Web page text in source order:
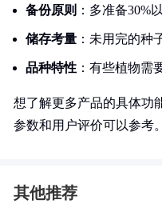
备份原则 ：多准备30%
储存考量 ：未用完的种
品种特性 ：有些植物需
想了解更多产品的具体功
参数和用户评价可以参考
其他推荐